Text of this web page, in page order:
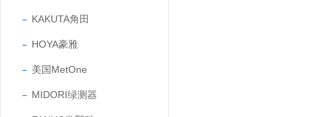
KAKUTA角田
HOYA豪雅
美国MetOne
MIDORI绿测器